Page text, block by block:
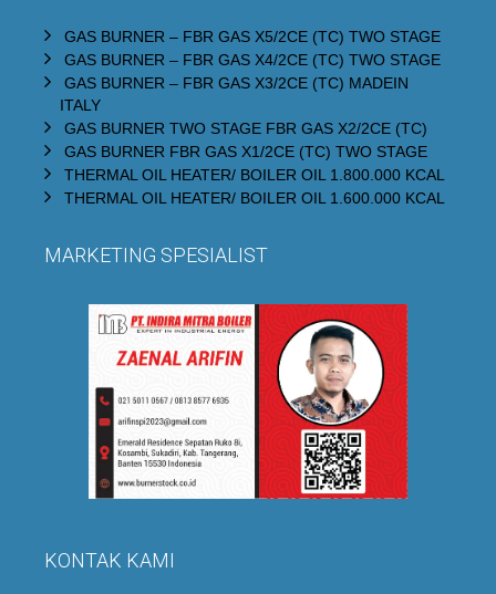
GAS BURNER – FBR GAS X5/2CE (TC) TWO STAGE
GAS BURNER – FBR GAS X4/2CE (TC) TWO STAGE
GAS BURNER – FBR GAS X3/2CE (TC) MADEIN
ITALY
GAS BURNER TWO STAGE FBR GAS X2/2CE (TC)
GAS BURNER FBR GAS X1/2CE (TC) TWO STAGE
THERMAL OIL HEATER/ BOILER OIL 1.800.000 KCAL
THERMAL OIL HEATER/ BOILER OIL 1.600.000 KCAL
MARKETING SPESIALIST
KONTAK KAMI